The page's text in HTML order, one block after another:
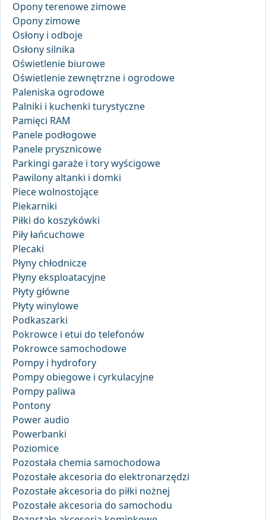
Opony terenowe zimowe
Opony zimowe
Osłony i odboje
Osłony silnika
Oświetlenie biurowe
Oświetlenie zewnętrzne i ogrodowe
Paleniska ogrodowe
Palniki i kuchenki turystyczne
Pamięci RAM
Panele podłogowe
Panele prysznicowe
Parkingi garaże i tory wyścigowe
Pawilony altanki i domki
Piece wolnostojące
Piekarniki
Piłki do koszykówki
Piły łańcuchowe
Plecaki
Płyny chłodnicze
Płyny eksploatacyjne
Płyty główne
Płyty winylowe
Podkaszarki
Pokrowce i etui do telefonów
Pokrowce samochodowe
Pompy i hydrofory
Pompy obiegowe i cyrkulacyjne
Pompy paliwa
Pontony
Power audio
Powerbanki
Poziomice
Pozostała chemia samochodowa
Pozostałe akcesoria do elektronarzędzi
Pozostałe akcesoria do piłki nożnej
Pozostałe akcesoria do samochodu